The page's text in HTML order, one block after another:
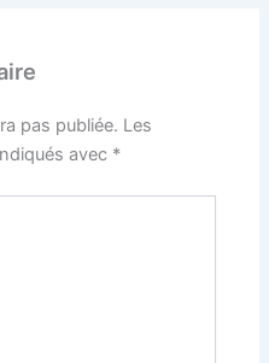
pas publiée. Les
avec *